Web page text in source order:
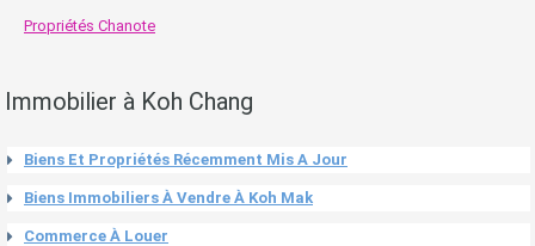
Propriétés Chanote
Immobilier à Koh Chang
Biens Et Propriétés Récemment Mis A Jour
Biens Immobiliers À Vendre À Koh Mak
Commerce À Louer